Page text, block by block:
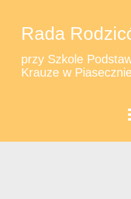
Rada
przy Szkole
Krauze w